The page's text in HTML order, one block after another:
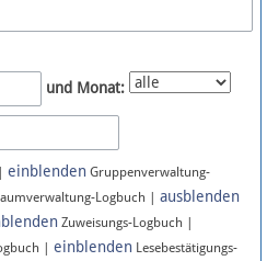
und Monat:
einblenden Gruppenverwaltung-
Logbuch | ausblenden
Zuweisungs-Logbuch |
| einblenden Lesebestätigungs-